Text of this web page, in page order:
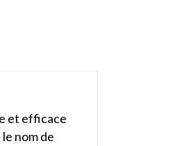
et efficace
nom de